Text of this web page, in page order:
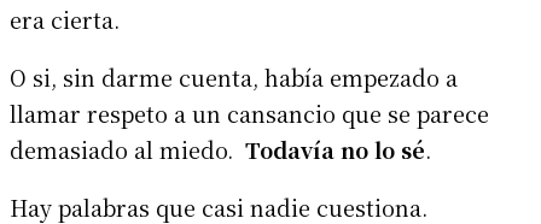
era cierta.
O si, sin darme cuenta, había empezado a
llamar respeto a un cansancio que se parece
demasiado al miedo. Todavía no lo sé.
Hay palabras que casi nadie cuestiona.